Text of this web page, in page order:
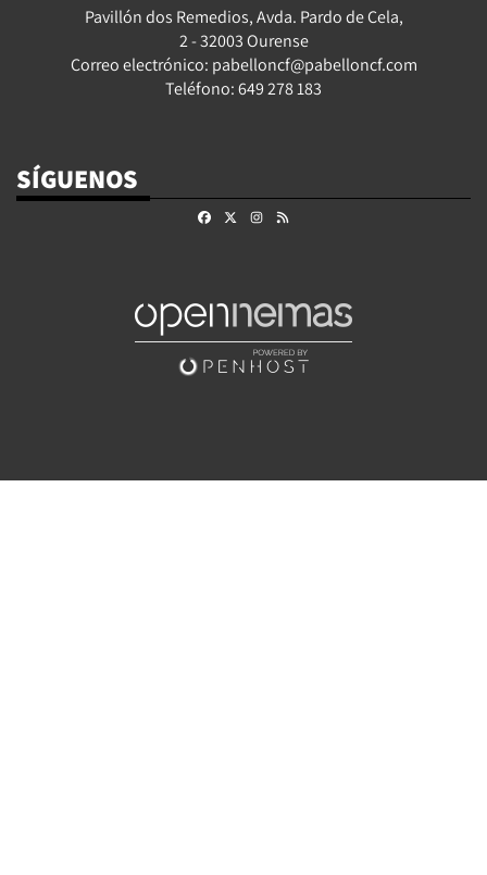
Pavillón dos Remedios, Avda. Pardo de Cela,
2 - 32003 Ourense
Correo electrónico: pabelloncf@pabelloncf.com
Teléfono: 649 278 183
SÍGUENOS
FacebookInstagram